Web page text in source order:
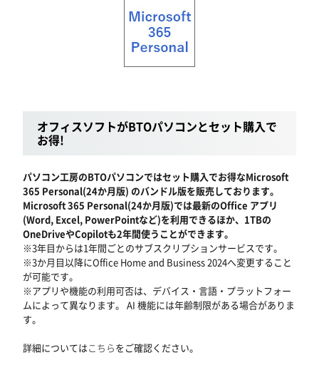
オフィスソフトがBTOパソコンとセット購入で
お得!
パソコン工房のBTOパソコンではセット購入でお得なMicrosoft
365 Personal(24か月版) のバンドル版を販売しております。
Microsoft 365 Personal(24か月版)では最新のOffice アプリ
(Word, Excel, PowerPointなど)を利用できるほか、1TBの
OneDriveやCopilotも2年間使うことができます。
※3年目からは1年間ごとのサブスクリプションサービスです。
※3か月目以降にOffice Home and Business 2024へ変更すること
が可能です。
※アプリや機能の利用可否は、デバイス・言語・プラットフォー
ムによって異なります。 AI 機能には年齢制限がある場合がありま
す。
詳細についてはこちらをご確認ください。